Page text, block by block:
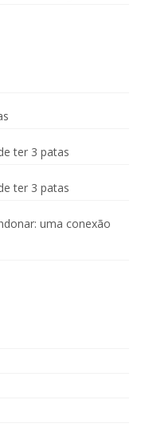
ter 3 patas
ter 3 patas
uma conexão